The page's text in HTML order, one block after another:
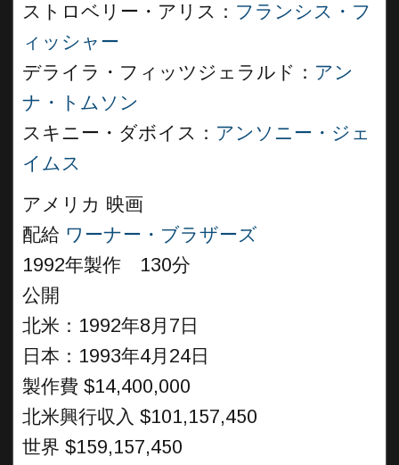
ストロベリー・アリス： フランシス・フ
ィッシャー
デライラ・フィッツジェラルド： アン
ナ・トムソン
スキニー・ダボイス： アンソニー・ジェ
イムス
アメリカ 映画
配給 ワーナー・ブラザーズ
1992年製作 130分
公開
北米：1992年8月7日
日本：1993年4月24日
製作費 $14,400,000
北米興行収入 $101,157,450
世界 $159,157,450